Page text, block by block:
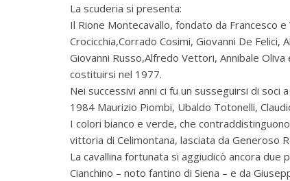
La scuderia si presenta:
Il Rione Montecavallo, fondato da Francesco
Crocicchia,Corrado Cosimi, Giovanni De
Giovanni Russo,Alfredo Vettori, Annibale
costituirsi nel 1977.
Nei successivi anni ci fu un susseguirsi di
1984 Maurizio Piombi, Ubaldo Totonelli,
I colori bianco e verde, che
vittoria di Celimontana, lasciata da Generoso
La cavallina fortunata si aggiudicò ancora due
Cianchino – noto fantino di Siena – e da